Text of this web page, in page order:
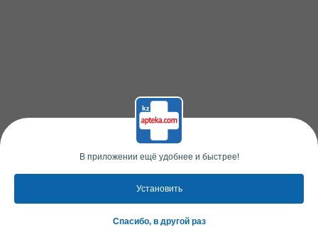
В приложении ещё удобнее и быстрее!
Установить
Спасибо, в другой раз